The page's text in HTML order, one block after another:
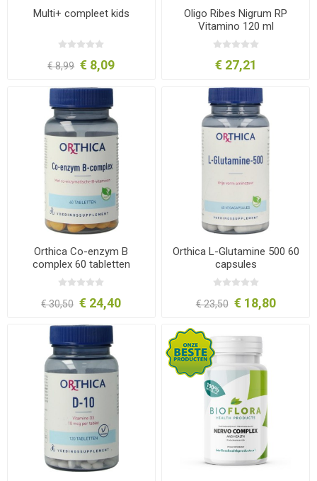
Multi+ compleet kids
€ 8,99 € 8,09
Oligo Ribes Nigrum RP
Vitamino 120 ml
€ 27,21
Orthica Co-enzym B
complex 60 tabletten
€ 30,50 € 24,40
Orthica L-Glutamine 500 60
capsules
€ 23,50 € 18,80